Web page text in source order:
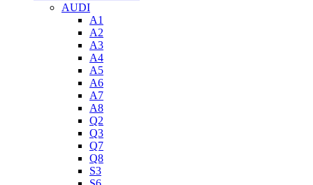
AUDI
A1
A2
A3
A4
A5
A6
A7
A8
Q2
Q3
Q7
Q8
S3